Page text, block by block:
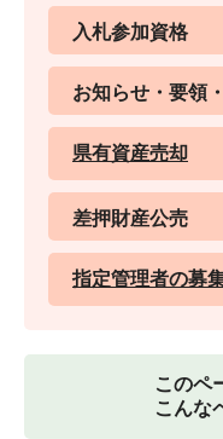
入札参加資格
お知らせ・要領
県有資産売却
差押財産公売
指定管理者の募
このペ
こんな